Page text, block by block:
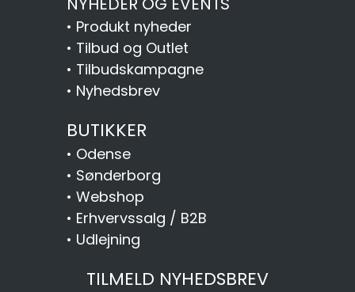
• Produkt nyheder
• Tilbud og Outlet
• Tilbudskampagne
• Nyhedsbrev
BUTIKKER
• Odense
• Sønderborg
• Webshop
• Erhvervssalg / B2B
• Udlejning
TILMELD NYHEDSBREV